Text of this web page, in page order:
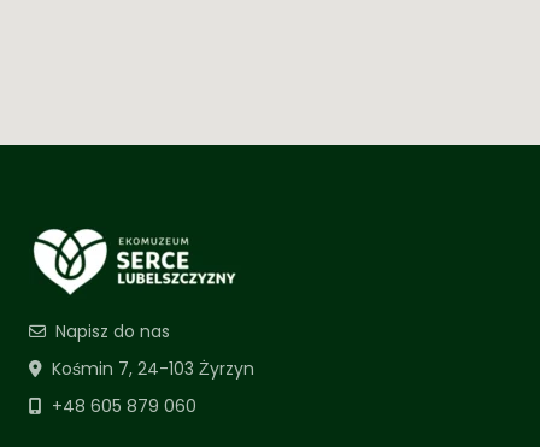
Napisz do nas
Kośmin 7, 24-103 Żyrzyn
+48 605 879 060